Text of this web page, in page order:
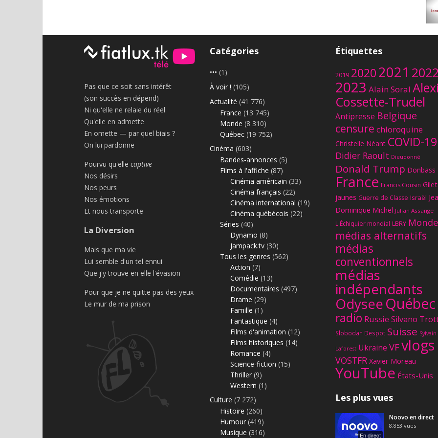
Pas que ce soit sans intérêt
(son succès en dépend)
Ni qu'elle ne relaie du réel
Qu'elle en admette
En omette — par quel biais ?
On lui pardonne
Pourvu qu'elle captive
Nos désirs
Nos peurs
Nos émotions
Et nous transporte
La Diversion
Mais que ma vie
Lui semble d'un tel ennui
Que j'y trouve en elle l'évasion
Pour que je ne quitte pas des yeux
Le mur de ma prison
Catégories
••• (1)
À voir ! (105)
Actualité (41 776)
France (13 745)
Monde (8 310)
Québec (19 752)
Cinéma (603)
Bandes-annonces (5)
Films à l'affiche (87)
Cinéma américain (33)
Cinéma français (22)
Cinéma international (19)
Cinéma québécois (22)
Séries (40)
Dynamo (8)
Jampack.tv (30)
Tous les genres (562)
Action (7)
Comédie (13)
Documentaires (497)
Drame (29)
Famille (1)
Fantastique (4)
Films d'animation (12)
Films historiques (14)
Romance (4)
Science-fiction (15)
Thriller (9)
Western (1)
Culture (7 272)
Histoire (260)
Humour (419)
Musique (316)
Étiquettes
2019 20202021 2022
2023 Alain Soral
Cossette-Trudel
Antipresse Belgique
censure chloroquine
Christelle Néant COVID-19
Didier Raoult Dieudonné
Donald Trump Donbass
France Francis Cousin
jaunes Guerre de Classe Israël
Dominique Michel Julian Assange
L'Échiquier mondial LBRY Monde
médias alternatifs
médias
conventionnels
médias
indépendants
OdyseeQuébec
radio Russie Silvano
Slobodan Despot Suisse Sylvain
Laforest Ukraine VFvlogs
VOSTFR Xavier Moreau
YouTube États-Unis
Les plus vues
En direct
Noovo en direct
8,853 vues